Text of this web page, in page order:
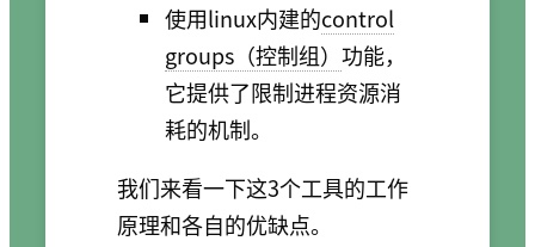
使用linux内建的control
groups（控制组） 功能，
它提供了限制进程资源消
耗的机制。
我们来看一下这3个工具的工作
原理和各自的优缺点。